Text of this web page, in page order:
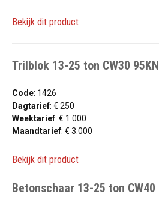
Bekijk dit product
Trilblok 13-25 ton CW30 95KN
Code: 1426
Dagtarief: € 250
Weektarief: € 1.000
Maandtarief: € 3.000
Bekijk dit product
Betonschaar 13-25 ton CW40